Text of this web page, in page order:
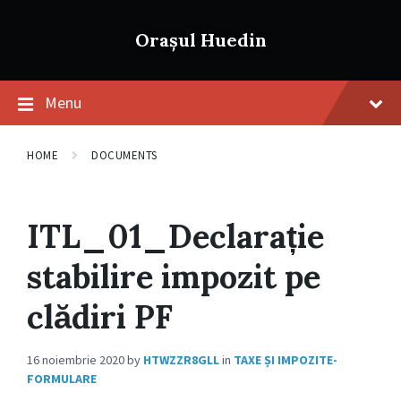
Orașul Huedin
Menu
HOME DOCUMENTS
ITL_01_Declarație
stabilire impozit pe
clădiri PF
16 noiembrie 2020by HTWZZR8GLLin TAXE ȘI IMPOZITE-
FORMULARE